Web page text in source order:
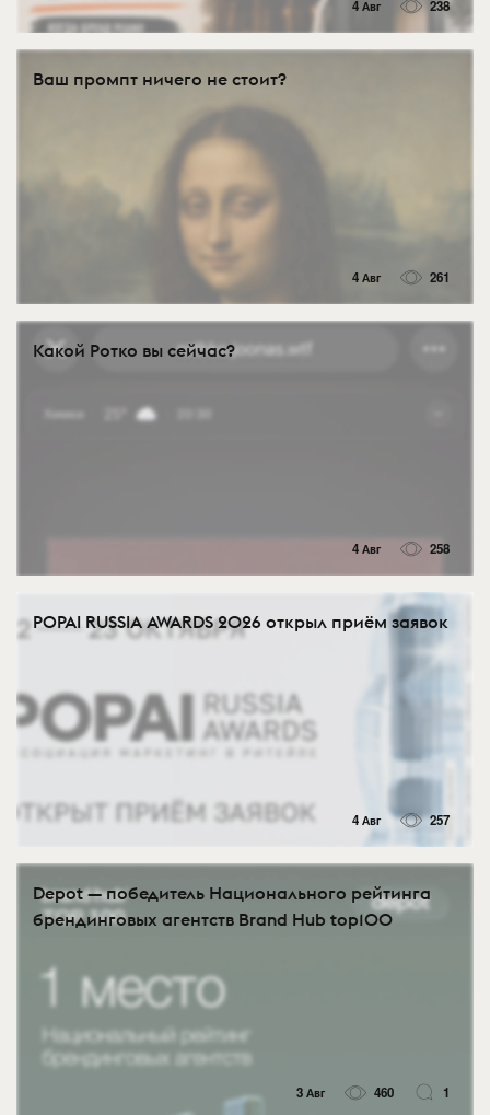
4 Авг 238
Ваш промпт ничего не стоит?
4 Авг 261
Какой Ротко вы сейчас?
4 Авг 258
POPAI RUSSIA AWARDS 2026 открыл приём заявок
4 Авг 257
Depot — победитель Национального рейтинга
брендинговых агентств Brand Hub top100
3 Авг 460 1